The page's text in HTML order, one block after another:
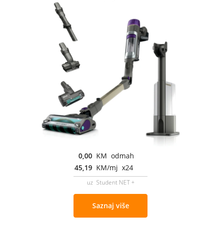
0,00 KM odmah
45,19 KM/mj x24
uz Student NET +
Saznaj više